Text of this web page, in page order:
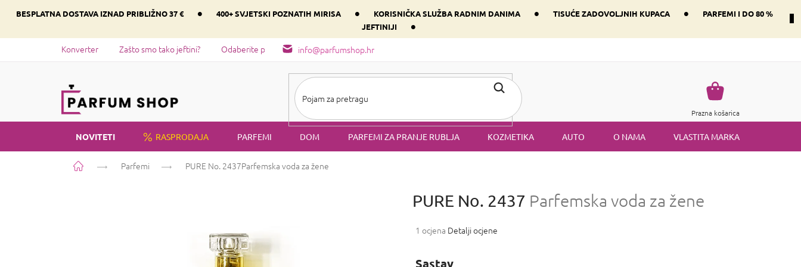
BESPLATNA DOSTAVA IZNAD PRIBLIŽNO 37 € • 400+ SVJETSKI POZNATIH MIRISA • KORISNIČKA SLUŽBA RADNIM DANIMA • TISUĆE ZADOVOLJNIH KUPACA •
PARFEMI I DO 80 %
JEFTINIJI
•
info@parfumshop.hr
Konverter Zašto smo tako jeftini? Odaberite parfem svog srca prema dominantnoj komponenti
Košarica
Prazna košarica
NOVITETI RASPRODAJA PARFEMI DOM PARFEMI ZA PRANJE RUBLJA KOZMETIKA AUTO O NAMA VLASTITA MARKA
Početna Parfemi PURE No. 2437Parfemska voda za žene
PURE No. 2437 Parfemska voda za žene
Prosječna
je
1 ocjena Detalji ocjene
Sastav